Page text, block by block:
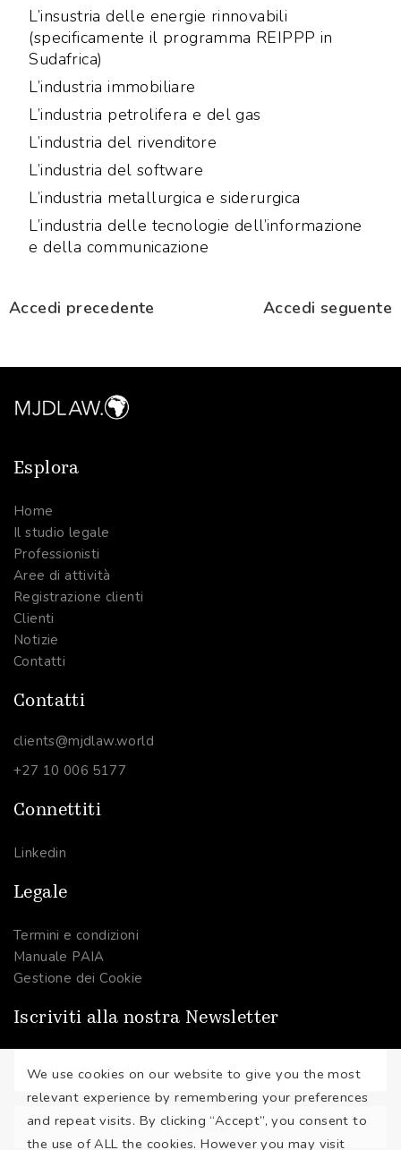
L’insustria delle energie rinnovabili
(specificamente il programma REIPPP in
Sudafrica)
L’industria immobiliare
L’industria petrolifera e del gas
L’industria del rivenditore
L’industria del software
L’industria metallurgica e siderurgica
L’industria delle tecnologie dell’informazione
e della communicazione
Accedi precedente Accedi seguente
Esplora
Home
Il studio legale
Professionisti
Aree di attività
Registrazione clienti
Clienti
Notizie
Contatti
Contatti
clients@mjdlaw.world
+27 10 006 5177
Connettiti
Linkedin
Legale
Termini e condizioni
Manuale PAIA
Gestione dei Cookie
Iscriviti alla nostra Newsletter
We use cookies on our website to give you the most
relevant experience by remembering your preferences
and repeat visits. By clicking “Accept”, you consent to
the use of ALL the cookies. However you may visit